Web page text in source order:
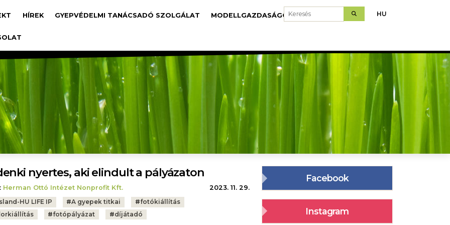
HÍREK GYEPVÉDELMI TANÁCSADÓ SZOLGÁLAT MODELLGAZDASÁGOK LETÖLTÉS
Keresés HU
nyertes, aki elindult a pályázaton
Herman Ottó Intézet Nonprofit Kft.
2023. 11. 29.
HU LIFE IP #A gyepek titkai #fotókiállítás
#fotópályázat #díjátadó
Facebook
Instagram